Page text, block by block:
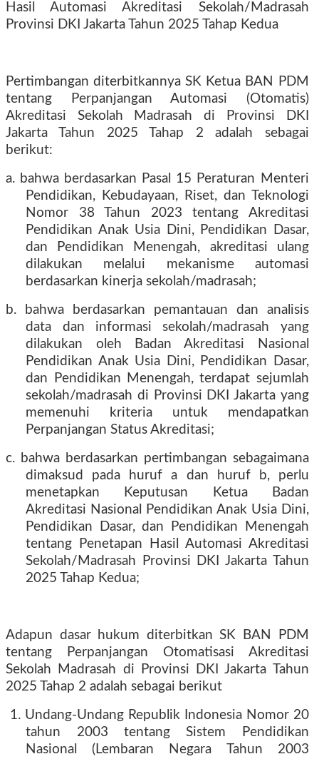
Hasil Automasi Akreditasi Sekolah/Madrasah
Provinsi DKI Jakarta Tahun 2025 Tahap Kedua
Pertimbangan diterbitkannya SK Ketua BAN PDM
tentang Perpanjangan Automasi (Otomatis)
Akreditasi Sekolah Madrasah di Provinsi DKI
Jakarta Tahun 2025 Tahap 2 adalah sebagai
berikut:
a. bahwa berdasarkan Pasal 15 Peraturan Menteri
Pendidikan, Kebudayaan, Riset, dan Teknologi
Nomor 38 Tahun 2023 tentang Akreditasi
Pendidikan Anak Usia Dini, Pendidikan Dasar,
dan Pendidikan Menengah, akreditasi ulang
dilakukan melalui mekanisme automasi
berdasarkan kinerja sekolah/madrasah;
b. bahwa berdasarkan pemantauan dan analisis
data dan informasi sekolah/madrasah yang
dilakukan oleh Badan Akreditasi Nasional
Pendidikan Anak Usia Dini, Pendidikan Dasar,
dan Pendidikan Menengah, terdapat sejumlah
sekolah/madrasah di Provinsi DKI Jakarta yang
memenuhi kriteria untuk mendapatkan
Perpanjangan Status Akreditasi;
c. bahwa berdasarkan pertimbangan sebagaimana
dimaksud pada huruf a dan huruf b, perlu
menetapkan Keputusan Ketua Badan
Akreditasi Nasional Pendidikan Anak Usia Dini,
Pendidikan Dasar, dan Pendidikan Menengah
tentang Penetapan Hasil Automasi Akreditasi
Sekolah/Madrasah Provinsi DKI Jakarta Tahun
2025 Tahap Kedua;
Adapun dasar hukum diterbitkan SK BAN PDM
tentang Perpanjangan Otomatisasi Akreditasi
Sekolah Madrasah di Provinsi DKI Jakarta Tahun
2025 Tahap 2 adalah sebagai berikut
1. Undang-Undang Republik Indonesia Nomor 20
tahun 2003 tentang Sistem Pendidikan
Nasional (Lembaran Negara Tahun 2003